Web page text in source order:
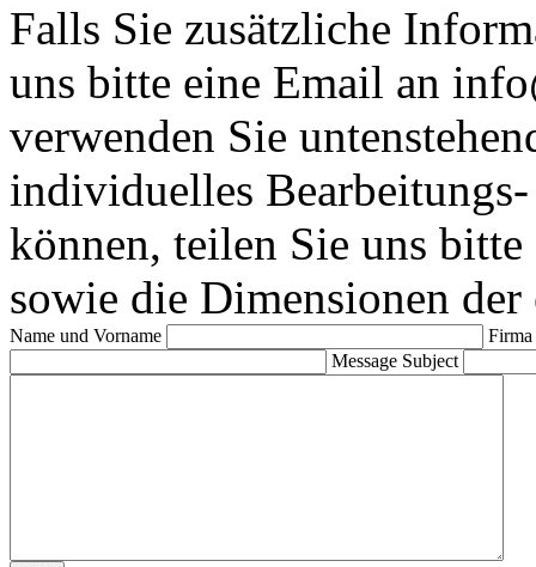
Falls Sie zusätzliche
uns bitte eine Email an
verwenden Sie
individuelles
können, teilen Sie uns
sowie die Dimensionen
Name und Vorname
Firma
Message Subject